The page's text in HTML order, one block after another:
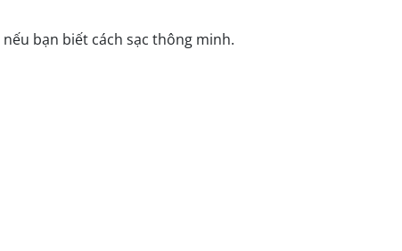
nếu bạn biết cách sạc thông minh.